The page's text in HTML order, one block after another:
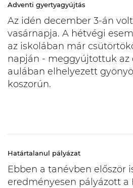
Adventi gyertyagyújtás
Az idén december 3-án
vasárnapja. A hétvégi
az iskolában már
napján - meggyújtottuk az
aulában elhelyezett
koszorún.
Határtalanul pályázat
Ebben a tanévben először
eredményesen pályázott a